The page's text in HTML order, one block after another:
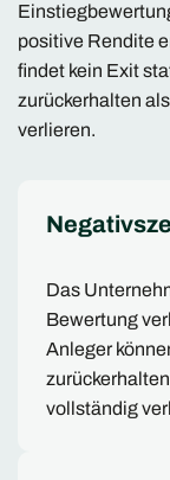
positive Rendite
findet kein Exit
zurückerhalten
verlieren.
Das
Bewertung
Anleger
vollständig